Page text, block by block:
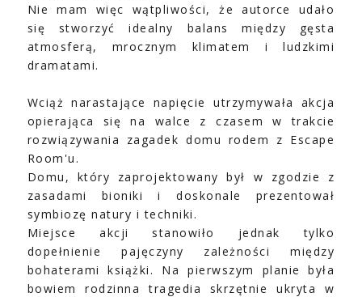
Nie mam więc wątpliwości, że autorce udało
się stworzyć idealny balans między gęsta
atmosferą, mrocznym klimatem i ludzkimi
dramatami.
Wciąż narastające napięcie utrzymywała akcja
opierająca się na walce z czasem w trakcie
rozwiązywania zagadek domu rodem z Escape
Room'u.
Domu, który zaprojektowany był w zgodzie z
zasadami bioniki i doskonale prezentował
symbiozę natury i techniki.
Miejsce akcji stanowiło jednak tylko
dopełnienie pajęczyny zależności między
bohaterami książki. Na pierwszym planie była
bowiem rodzinna tragedia skrzętnie ukryta w